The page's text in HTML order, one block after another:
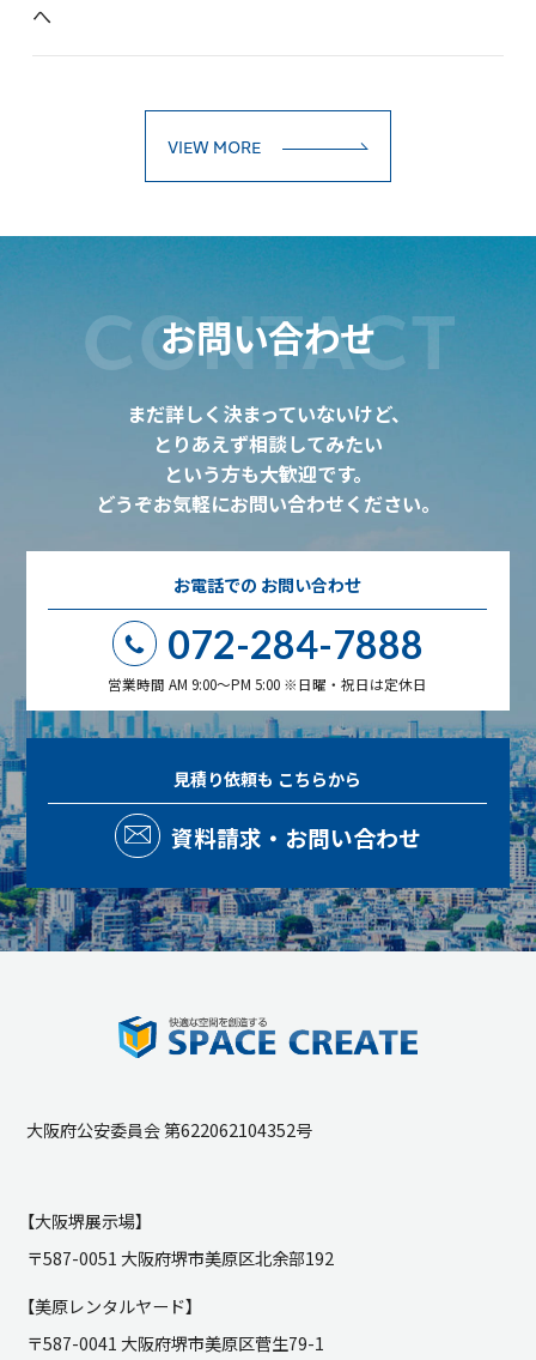
へ
VIEW MORE
お問い合わせ
CONTACT
まだ詳しく決まっていないけど、
とりあえず相談してみたい
という方も大歓迎です。
どうぞお気軽にお問い合わせください。
お電話での お問い合わせ
072-284-7888
営業時間 AM 9:00～PM 5:00 ※日曜・祝日は定休日
見積り依頼も こちらから
資料請求・お問い合わせ
大阪府公安委員会 第622062104352号
【大阪堺展示場】
〒587-0051 大阪府堺市美原区北余部192
【美原レンタルヤード】
〒587-0041 大阪府堺市美原区菅生79-1